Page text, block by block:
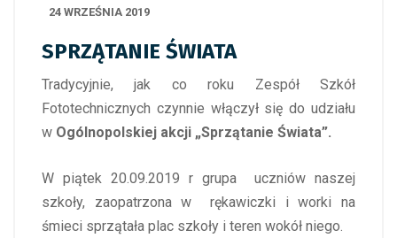
24 WRZEŚNIA 2019
SPRZĄTANIE ŚWIATA
Tradycyjnie, jak co roku Zespół Szkół
Fototechnicznych czynnie włączył się do udziału
w Ogólnopolskiej akcji „Sprzątanie Świata”.
W piątek 20.09.2019 r grupa uczniów naszej
szkoły, zaopatrzona w rękawiczki i worki na
śmieci sprzątała plac szkoły i teren wokół niego.